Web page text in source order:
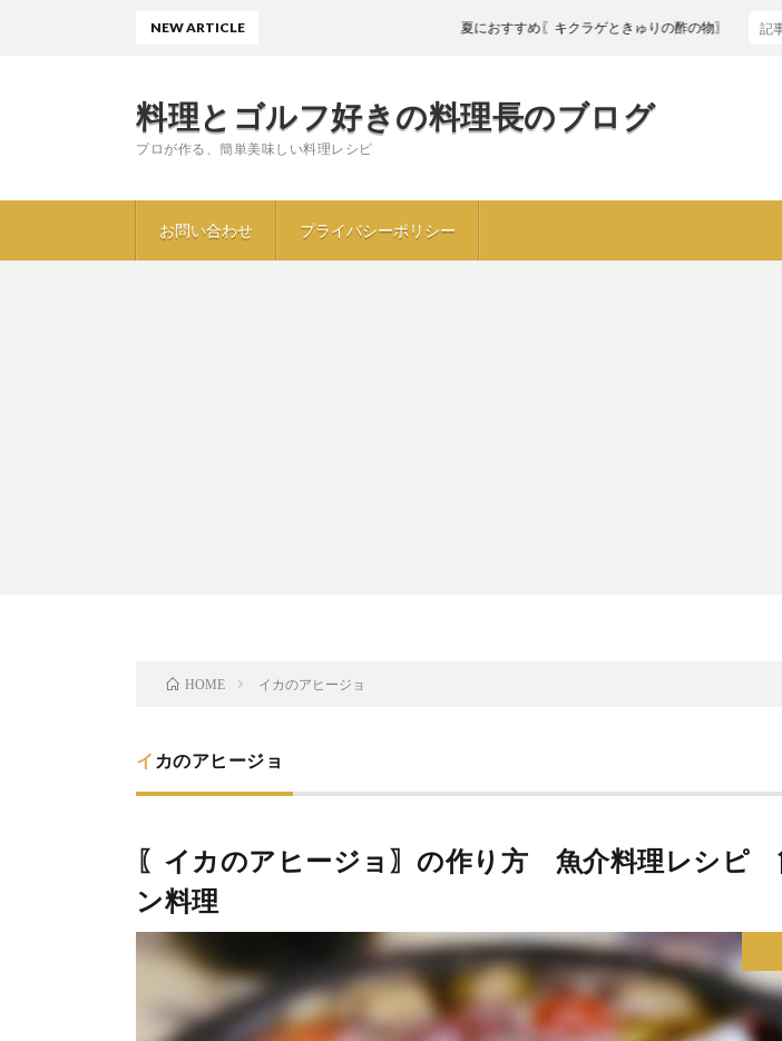
料理とゴルフ好きの料理長のブログ
プロが作る、簡単美味しい料理レシピ
お問い合わせ プライバシーポリシー
NEW ARTICLE 夏におすすめ〖キクラゲときゅりの酢の物〗
HOME イカのアヒージョ
イカのアヒージョ
〖イカのアヒージョ〗の作り方 魚介料理レシピ
ン料理